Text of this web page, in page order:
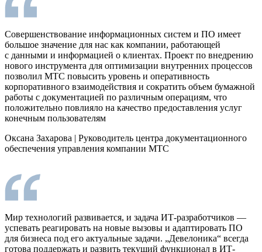
Совершенствование информационных систем и ПО имеет
большое значение для нас как компании, работающей
с данными и информацией о клиентах. Проект по внедрению
нового инструмента для оптимизации внутренних процессов
позволил МТС повысить уровень и оперативность
корпоративного взаимодействия и сократить объем бумажной
работы с документацией по различным операциям, что
положительно повлияло на качество предоставления услуг
конечным пользователям
Оксана Захарова | Руководитель центра документационного
обеспечения управления компании МТС
Мир технологий развивается, и задача ИТ-разработчиков —
успевать реагировать на новые вызовы и адаптировать ПО
для бизнеса под его актуальные задачи. „Девелоника“ всегда
готова поддержать и развить текущий функционал в ИТ-